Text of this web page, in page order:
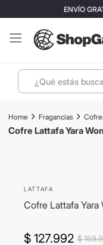
ENVÍO
¿Qué estás
Fragancias
Cofre Lattafa Yara
LATTAFA
Cofre Lattafa Yara
$ 127.992 $159.
1. perfumes
4.
6. bressia